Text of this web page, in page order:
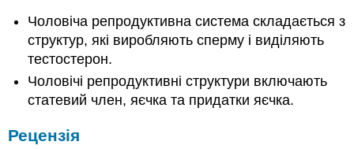
Чоловіча репродуктивна система складається з
структур, які виробляють сперму і виділяють
тестостерон.
Чоловічі репродуктивні структури включають
статевий член, яєчка та придатки яєчка.
Рецензія